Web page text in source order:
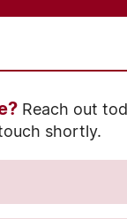
Reach out
shortly.